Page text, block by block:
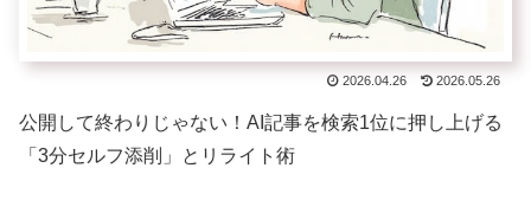
2026.04.26 2026.05.26
公開して終わりじゃない！AI記事を検索1位に押し上げる
「3分セルフ添削」とリライト術